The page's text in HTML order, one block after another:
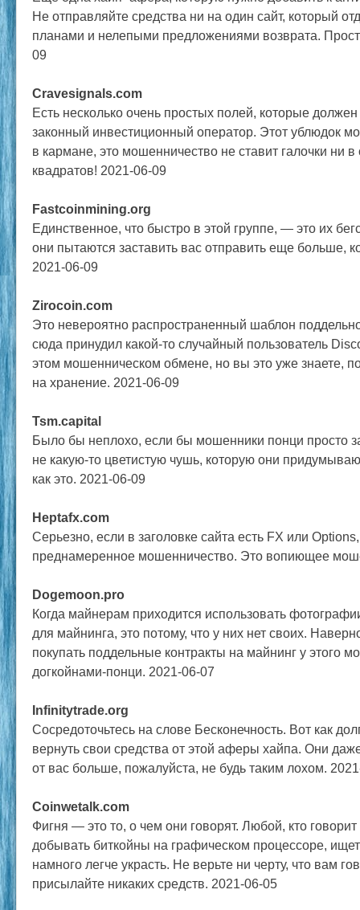
Не отправляйте средства ни на один сайт, который
планами и нелепыми предложениями возврата.
09
Cravesignals.com
Есть несколько очень простых полей, которые
законный инвестиционный оператор. Этот ублюдок
в кармане, это мошенничество не ставит галочки ни
квадратов! 2021-06-09
Fastcoinmining.org
Единственное, что быстро в этой группе, — это их
они пытаются заставить вас отправить еще больше,
2021-06-09
Zirocoin.com
Это невероятно распространенный шаблон
сюда принудил какой-то случайный пользователь
этом мошенническом обмене, но вы это уже знаете,
на хранение. 2021-06-09
Tsm.capital
Было бы неплохо, если бы мошенники понци просто
не какую-то цветистую чушь, которую они
как это. 2021-06-09
Heptafx.com
Серьезно, если в заголовке сайта есть FX или Options,
преднамеренное мошенничество. Это вопиющее
Dogemoon.pro
Когда майнерам приходится использовать
для майнинга, это потому, что у них нет своих.
покупать поддельные контракты на майнинг у этого
догкойнами-понци. 2021-06-07
Infinitytrade.org
Сосредоточьтесь на слове Бесконечность. Вот как
вернуть свои средства от этой аферы хайпа. Они
от вас больше, пожалуйста, не будь таким лохом.
Coinwetalk.com
Фигня — это то, о чем они говорят. Любой, кто
добывать биткойны на графическом процессоре,
намного легче украсть. Не верьте ни черту, что вам
присылайте никаких средств. 2021-06-05